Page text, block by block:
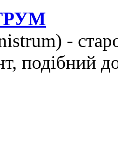
-
подібний